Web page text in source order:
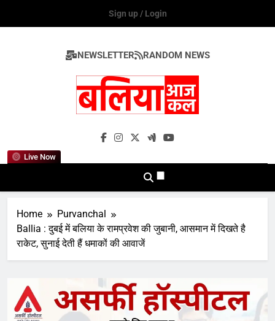
Sign up / Login
NEWSLETTER RANDOM NEWS
Live Now
Ballia Aaj Kal
Home
Purvanchal
Ballia : दुबई में बलिया के रामप्रवेश की जुबानी, आसमान में दिखते है
राकेट, सुनाई देती हैं धमाकों की आवाजें